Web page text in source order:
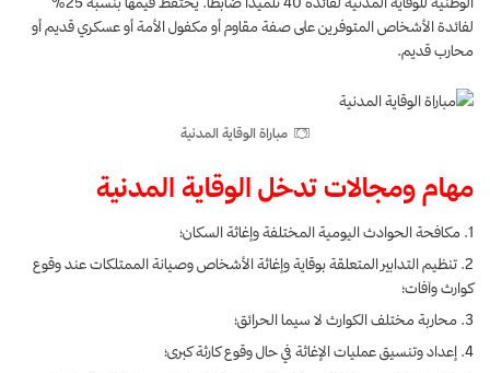
لفائدة الأشخاص المتوفرين على صفة مقاوم أو مكفول الأمة أو عسكري قديم أو
محارب قديم.
مباراة الوقاية المدنية
مهام ومجالات تدخل الوقاية المدنية
مكافحة الحوادث اليومية المختلفة وإغاثة السكان؛
تنظيم التدابير المتعلقة بوقاية وإغاثة الأشخاص وصيانة الممتلكات عند وقوع
كوارث وآفات؛
محاربة مختلف الكوارث لا سيما الحرائق؛
إعداد وتنسيق عمليات الإغاثة في حال وقوع كارثة كبرى؛